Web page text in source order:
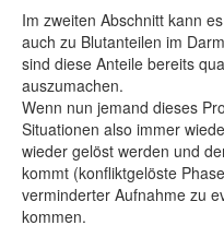
Im zweiten Abschnitt kann
auch zu Blutanteilen im
sind diese Anteile bereits
auszumachen.
Wenn nun jemand dieses
Situationen also immer
wieder gelöst werden und
kommt (konfliktgelöste
verminderter Aufnahme zu
kommen.